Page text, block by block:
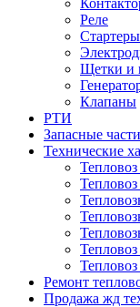
Реле
Щетки и
Клапаны
РТИ
Запасные
Технические
Ремонт
Продажа жд